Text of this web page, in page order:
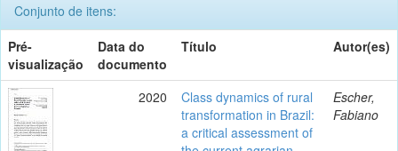
Conjunto de itens:
Pré-
visualização
Data do
documento
Título Autor(es)
2020
Class dynamics of rural
transformation in Brazil:
a critical assessment of
Escher,
Fabiano